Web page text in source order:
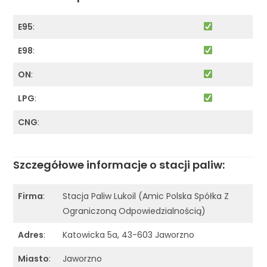
E95:
E98:
ON:
LPG:
CNG:
Szczegółowe informacje o stacji paliw:
Firma:
Stacja Paliw Lukoil (Amic Polska Spółka Z
Ograniczoną Odpowiedzialnością)
Adres:
Katowicka 5a, 43-603 Jaworzno
Miasto: Jaworzno